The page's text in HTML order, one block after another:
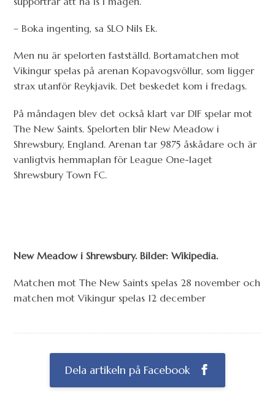
– Boka ingenting, sa SLO Nils Ek.
Men nu är spelorten fastställd. Bortamatchen mot
Vikingur spelas på arenan Kopavogsvöllur, som ligger
strax utanför Reykjavik. Det beskedet kom i fredags.
På måndagen blev det också klart var DIF spelar mot
The New Saints. Spelorten blir New Meadow i
Shrewsbury, England. Arenan tar 9875 åskådare och är
vanligtvis hemmaplan för League One-laget
Shrewsbury Town FC.
New Meadow i Shrewsbury. Bilder: Wikipedia.
Matchen mot The New Saints spelas 28 november och
matchen mot Vikingur spelas 12 december
Dela artikeln på Facebook